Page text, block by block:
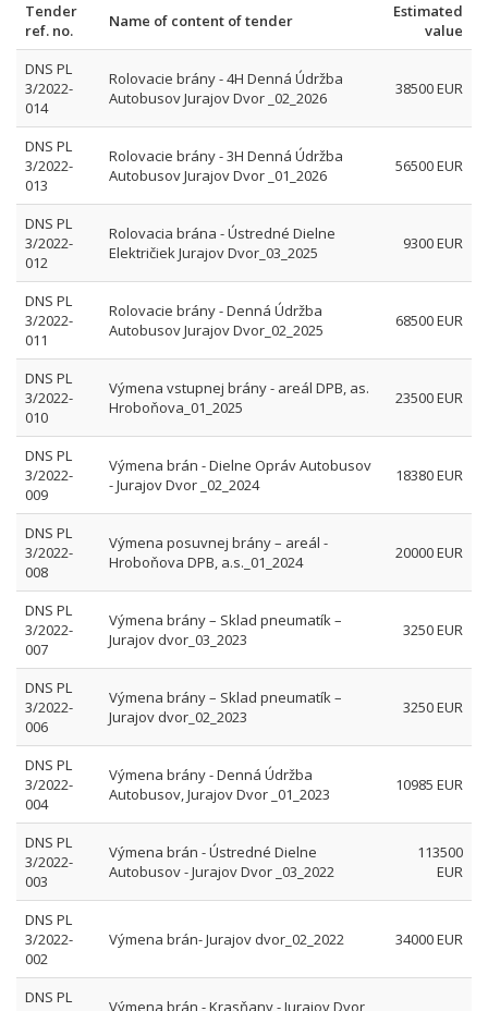
Tender
ref. no.
Name of content of tender
Estimated
value
DNS PL
3/2022-
014
Rolovacie brány - 4H Denná Údržba
Autobusov Jurajov Dvor _02_2026
38500 EUR
DNS PL
3/2022-
013
Rolovacie brány - 3H Denná Údržba
Autobusov Jurajov Dvor _01_2026
56500 EUR
DNS PL
3/2022-
012
Rolovacia brána - Ústredné Dielne
Električiek Jurajov Dvor_03_2025
9300 EUR
DNS PL
3/2022-
011
Rolovacie brány - Denná Údržba
Autobusov Jurajov Dvor_02_2025
68500 EUR
DNS PL
3/2022-
010
Výmena vstupnej brány - areál DPB, as.
Hroboňova_01_2025
23500 EUR
DNS PL
3/2022-
009
Výmena brán - Dielne Opráv Autobusov
- Jurajov Dvor _02_2024
18380 EUR
DNS PL
3/2022-
008
Výmena posuvnej brány – areál -
Hroboňova DPB, a.s._01_2024
20000 EUR
DNS PL
3/2022-
007
Výmena brány – Sklad pneumatík –
Jurajov dvor_03_2023
3250 EUR
DNS PL
3/2022-
006
Výmena brány – Sklad pneumatík –
Jurajov dvor_02_2023
3250 EUR
DNS PL
3/2022-
004
Výmena brány - Denná Údržba
Autobusov, Jurajov Dvor _01_2023
10985 EUR
DNS PL
3/2022-
003
Výmena brán - Ústredné Dielne
Autobusov - Jurajov Dvor _03_2022
113500
EUR
DNS PL
3/2022-
002
Výmena brán- Jurajov dvor_02_2022 34000 EUR
DNS PL
Výmena brán - Krasňany - Jurajov Dvor